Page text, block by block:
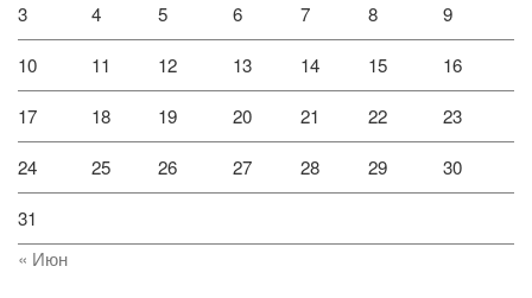
3 4 5 6 7 8 9
10 11 12 13 14 15 16
17 18 19 20 21 22 23
24 25 26 27 28 29 30
31
« Июн